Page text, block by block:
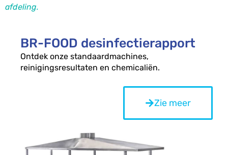
afdeling.
BR-FOOD desinfectierapport
Ontdek onze standaardmachines,
reinigingsresultaten en chemicaliën.
Zie meer